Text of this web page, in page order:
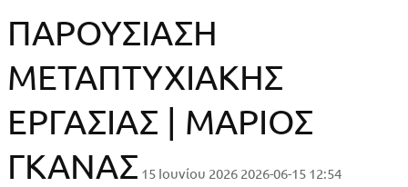
ΠΑΡΟΥΣΙΑΣΗ
ΜΕΤΑΠΤΥΧΙΑΚΗΣ
ΕΡΓΑΣΙΑΣ | ΜΑΡΙΟΣ
ΓΚΑΝΑΣ 15 Ιουνίου 2026 2026-06-15 12:54